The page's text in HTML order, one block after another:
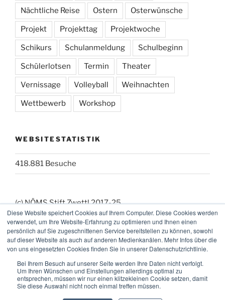
Diese Website speichert Cookies auf Ihrem Computer. Diese Cookies werden
verwendet, um Ihre Website-Erfahrung zu optimieren und Ihnen einen
persönlich auf Sie zugeschnittenen Service bereitstellen zu können, sowohl
auf dieser Website als auch auf anderen Medienkanälen. Mehr Infos über die
von uns eingesetzten Cookies finden Sie in unserer Datenschutzrichtlinie.
Bei Ihrem Besuch auf unserer Seite werden Ihre Daten nicht verfolgt.
Um Ihren Wünschen und Einstellungen allerdings optimal zu
entsprechen, müssen wir nur einen klitzekleinen Cookie setzen, damit
Sie diese Auswahl nicht noch einmal treffen müssen.
Nächtliche Reise Ostern Osterwünsche
Projekt Projekttag Projektwoche
Schikurs Schulanmeldung Schulbeginn
Schülerlotsen Termin Theater
Vernissage Volleyball Weihnachten
Wettbewerb Workshop
WEBSITESTATISTIK
418.881 Besuche
(c) NÖMS Stift Zwettl 2017-25
(_:_) Webmaster: KK
FacebookInstagram
E-